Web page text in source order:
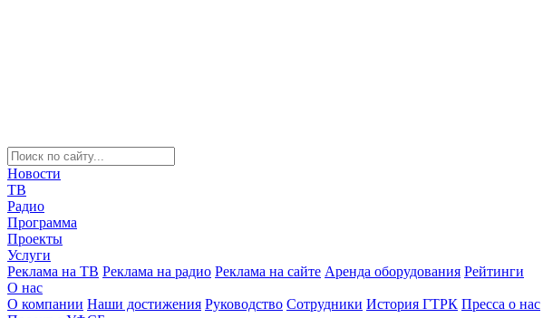
Новости
ТВ
Радио
Программа
Проекты
Услуги
Реклама на ТВ Реклама на радио Реклама на сайте Аренда оборудования Рейтинги
О нас
О компании Наши достижения Руководство Сотрудники История ГТРК Пресса о нас